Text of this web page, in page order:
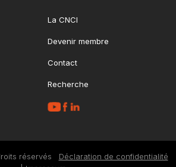
La CNCI
Devenir membre
Contact
Recherche
réservés Déclaration de confidentialité